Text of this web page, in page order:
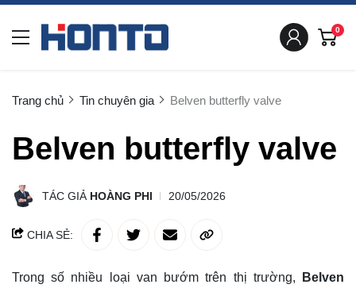
0
Trang chủ Tin chuyên gia Belven butterfly valve
Belven butterfly valve
TÁC GIẢ HOÀNG PHI 20/05/2026
CHIA SẺ:
Trong số nhiều loại van bướm trên thị trường,
Belven